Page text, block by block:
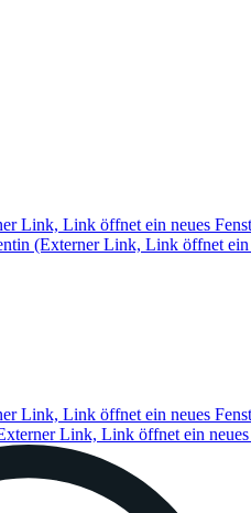
Link, Link öffnet ein neues
(Externer Link, Link öffnet ein
Link, Link öffnet ein neues
Link, Link öffnet ein neues